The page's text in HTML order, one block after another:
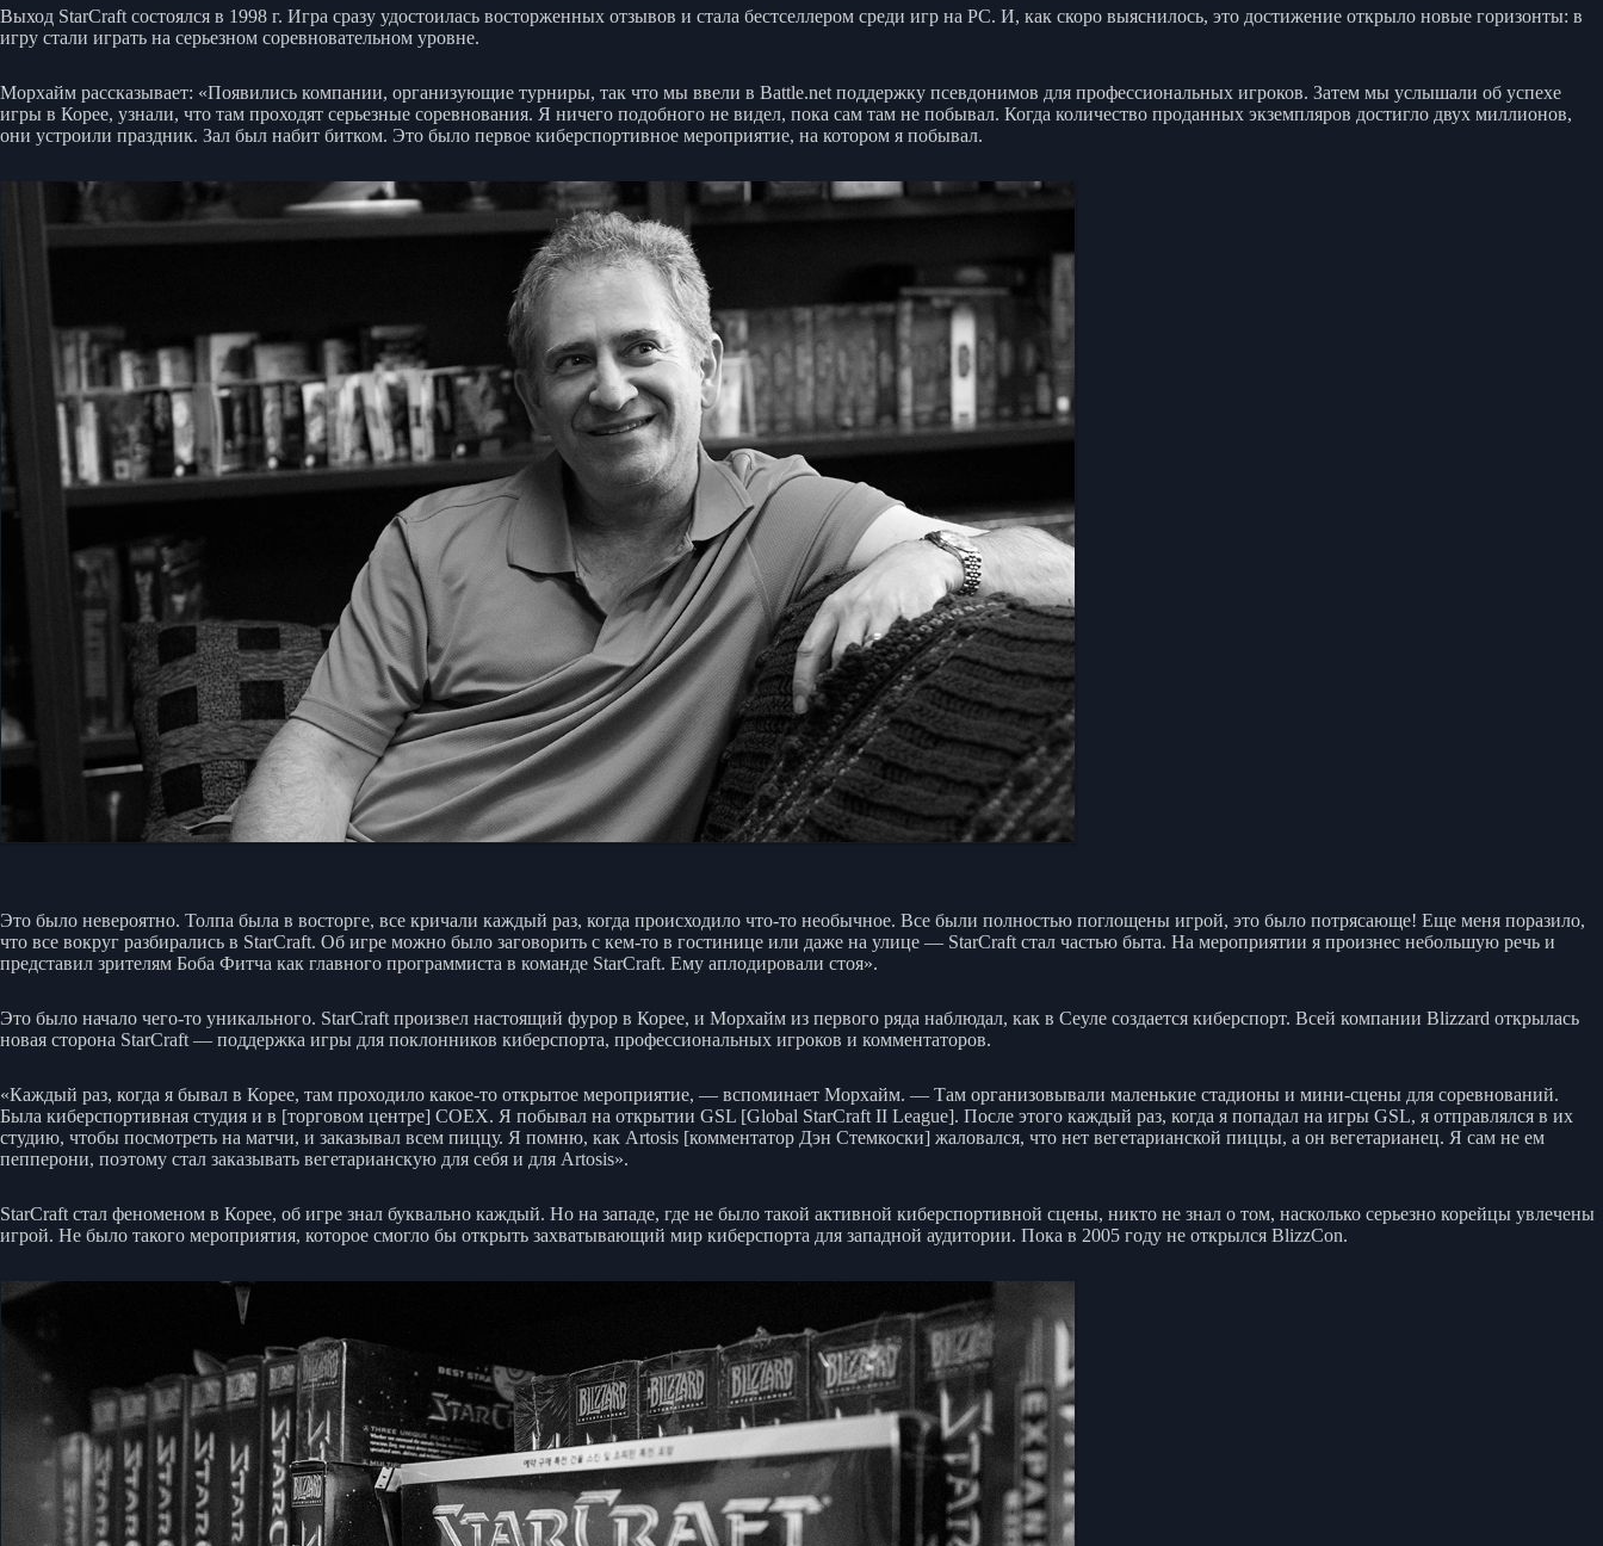
Выход StarCraft состоялся в 1998 г. Игра сразу удостоилась восторженных отзывов и стала бестселлером среди игр на PC. И, как скоро выяснилось, это достижение открыло новые горизонты: в
игру стали играть на серьезном соревновательном уровне.
Морхайм рассказывает: «Появились компании, организующие турниры, так что мы ввели в Battle.net поддержку псевдонимов для профессиональных игроков. Затем мы услышали об успехе
игры в Корее, узнали, что там проходят серьезные соревнования. Я ничего подобного не видел, пока сам там не побывал. Когда количество проданных экземпляров достигло двух миллионов,
они устроили праздник. Зал был набит битком. Это было первое киберспортивное мероприятие, на котором я побывал.
Это было невероятно. Толпа была в восторге, все кричали каждый раз, когда происходило что-то необычное. Все были полностью поглощены игрой, это было потрясающе! Еще меня поразило,
что все вокруг разбирались в StarCraft. Об игре можно было заговорить с кем-то в гостинице или даже на улице — StarCraft стал частью быта. На мероприятии я произнес небольшую речь и
представил зрителям Боба Фитча как главного программиста в команде StarCraft. Ему аплодировали стоя».
Это было начало чего-то уникального. StarCraft произвел настоящий фурор в Корее, и Морхайм из первого ряда наблюдал, как в Сеуле создается киберспорт. Всей компании Blizzard открылась
новая сторона StarCraft — поддержка игры для поклонников киберспорта, профессиональных игроков и комментаторов.
«Каждый раз, когда я бывал в Корее, там проходило какое-то открытое мероприятие, — вспоминает Морхайм. — Там организовывали маленькие стадионы и мини-сцены для соревнований.
Была киберспортивная студия и в [торговом центре] COEX. Я побывал на открытии GSL [Global StarCraft II League]. После этого каждый раз, когда я попадал на игры GSL, я отправлялся в их
студию, чтобы посмотреть на матчи, и заказывал всем пиццу. Я помню, как Artosis [комментатор Дэн Стемкоски] жаловался, что нет вегетарианской пиццы, а он вегетарианец. Я сам не ем
пепперони, поэтому стал заказывать вегетарианскую для себя и для Artosis».
StarCraft стал феноменом в Корее, об игре знал буквально каждый. Но на западе, где не было такой активной киберспортивной сцены, никто не знал о том, насколько серьезно корейцы увлечены
игрой. Не было такого мероприятия, которое смогло бы открыть захватывающий мир киберспорта для западной аудитории. Пока в 2005 году не открылся BlizzCon.